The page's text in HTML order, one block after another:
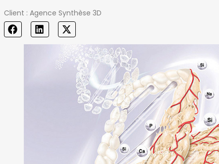
Client : Agence Synthèse 3D